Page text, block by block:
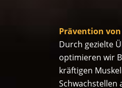
Prävention
Durch gezielte
optimieren wir
kräftigen
Schwachstellen